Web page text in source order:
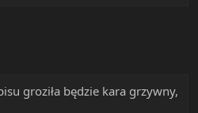
względów nie będą w
tj.:
groziła będzie kara grzywny,